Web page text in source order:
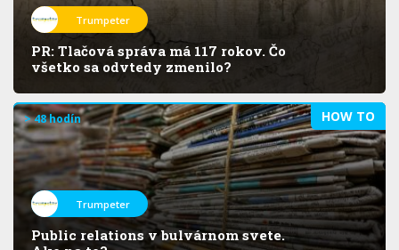
Trumpeter
PR: Tlačová správa má 117 rokov. Čo
všetko sa odvtedy zmenilo?
HOW TO
> 48 hodín
Trumpeter
Public relations v bulvárnom svete.